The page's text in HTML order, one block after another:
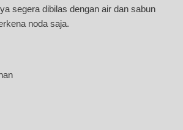
segera dibilas dengan air dan sabun
noda saja.